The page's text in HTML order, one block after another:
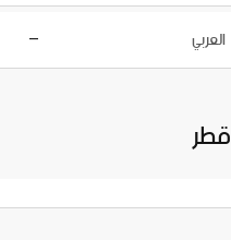
العربي —
قطر